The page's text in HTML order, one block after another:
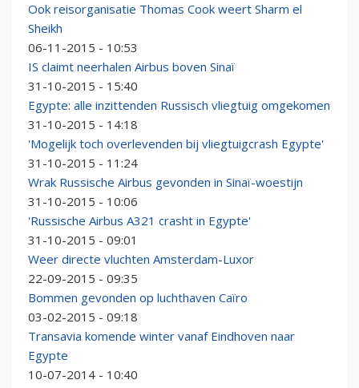
Ook reisorganisatie Thomas Cook weert Sharm el
Sheikh
06-11-2015 - 10:53
IS claimt neerhalen Airbus boven Sinaï
31-10-2015 - 15:40
Egypte: alle inzittenden Russisch vliegtuig omgekomen
31-10-2015 - 14:18
'Mogelijk toch overlevenden bij vliegtuigcrash Egypte'
31-10-2015 - 11:24
Wrak Russische Airbus gevonden in Sinaï-woestijn
31-10-2015 - 10:06
'Russische Airbus A321 crasht in Egypte'
31-10-2015 - 09:01
Weer directe vluchten Amsterdam-Luxor
22-09-2015 - 09:35
Bommen gevonden op luchthaven Caïro
03-02-2015 - 09:18
Transavia komende winter vanaf Eindhoven naar
Egypte
10-07-2014 - 10:40